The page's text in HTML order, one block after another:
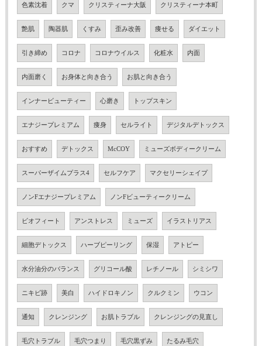
色素沈着 クマ クリスティーナ大阪 クリスティーナ本町
艶肌 陶器肌 くすみ 歪み改善 痩せる ダイエット
引き締め コロナ コロナウイルス 化粧水 内面
内面磨く お身体と向き合う お肌と向き合う
インナービューティー 心磨き トップスキン
エナジープレミアム 痩身 セルライト デジタルデトックス
おすすめ デトックス McCOY ミューズボディークリーム
スーパーザイムプラス4 セルフケア マクセリーシェイプ
ノンFエナジープレミアム ノンFビューティークリーム
ビオフィート アンストレス ミューズ イラストリアス
細胞デトックス ハーブピーリング 保湿 アトピー
水分油分のバランス グリコール酸 レチノール シミシワ
ニキビ跡 美白 ハイドロキノン クルクミン ウコン
通知 クレンジング お肌トラブル クレンジングの見直し
毛穴トラブル 毛穴つまり 毛穴黒ずみ たるみ毛穴